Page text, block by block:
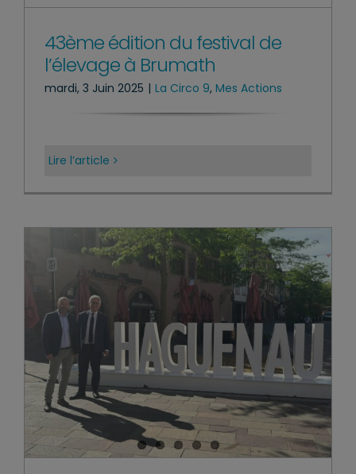
43ème édition du festival de
l’élevage à Brumath
mardi, 3 Juin 2025 | La Circo 9, Mes Actions
Lire l’article